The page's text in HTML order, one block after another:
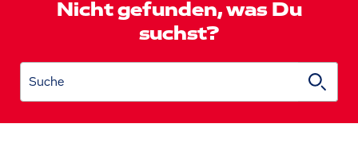
Nicht gefunden, was Du
suchst?
Suche